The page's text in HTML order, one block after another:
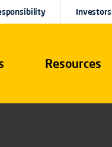
Resources
Investors